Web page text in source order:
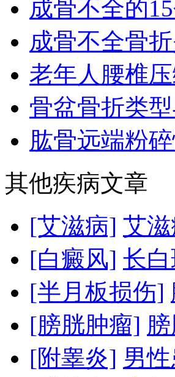
成骨不全的
成骨不全骨
老年人腰椎
骨盆骨折类
肱骨远端粉
其他疾病文章
[艾滋病] 艾
[白癜风] 长
[半月板损伤]
[膀胱肿瘤]
[附睾炎] 男